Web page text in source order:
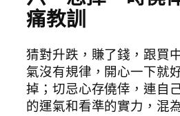
痛教訓
猜對升跌，賺了錢，跟買
氣沒有規律，開心一下就
掉；切忌心存僥倖，連自
的運氣和看準的實力，混